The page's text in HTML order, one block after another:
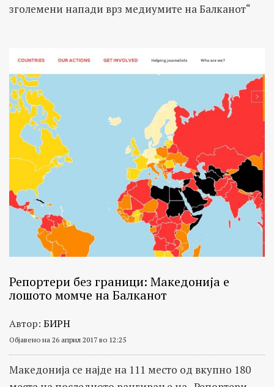
зголемени напади врз медиумите на Балканот“
Репортери без граници: Македонија е
лошото момче на Балканот
Автор: БИРН
Објавено на 26 април 2017 во 12:25
Македонија се најде на 111 место од вкупно 180